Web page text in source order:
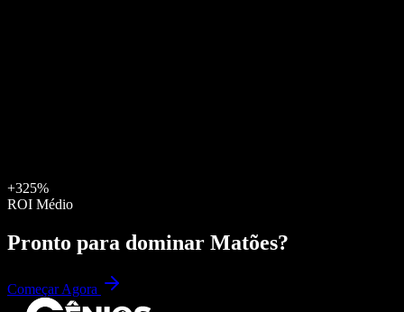
+325%
ROI Médio
Pronto para dominar Matões?
Começar Agora